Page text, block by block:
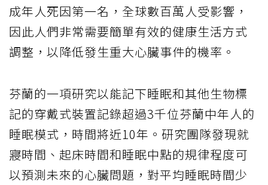
成年人死因第一名，全球數百萬人受影響，
因此人們非常需要簡單有效的健康生活方式
調整，以降低發生重大心臟事件的機率。
芬蘭的一項研究以能記下睡眠和其他生物標
記的穿戴式裝置記錄超過3千位芬蘭中年人的
睡眠模式，時間將近10年。研究團隊發現就
寢時間、起床時間和睡眠中點的規律程度可
以預測未來的心臟問題，對平均睡眠時間少